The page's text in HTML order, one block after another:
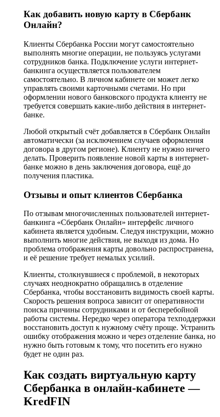
Как добавить новую карту в Сбербанк
Онлайн?
Клиенты Сбербанка России могут самостоятельно
выполнять многие операции, не пользуясь услугами
сотрудников банка. Подключение услуги интернет-
банкинга осуществляется пользователем
самостоятельно. В личном кабинете он может легко
управлять своими карточными счетами. Но при
оформлении нового банковского продукта клиенту не
требуется совершать какие-либо действия в интернет-
банке.
Любой открытый счёт добавляется в Сбербанк Онлайн
автоматически (за исключением случаев оформления
договора в другом регионе). Клиенту не нужно ничего
делать. Проверить появление новой карты в интернет-
банке можно в день заключения договора, ещё до
получения пластика.
Отзывы и опыт клиентов Сбербанка
По отзывам многочисленных пользователей интернет-
банкинга «Сбербанк Онлайн» интерфейс личного
кабинета является удобным. Следуя инструкции, можно
выполнить многие действия, не выходя из дома. Но
проблема отображения карты довольно распространена,
и её решение требует немалых усилий.
Клиенты, столкнувшиеся с проблемой, в некоторых
случаях неоднократно обращались в отделение
Сбербанка, чтобы восстановить видимость своей карты.
Скорость решения вопроса зависит от оперативности
поиска причины сотрудниками и от бесперебойной
работы системы. Нередко через оператора техподдержки
восстановить доступ к нужному счёту проще. Устранить
ошибку отображения можно и через отделение банка, но
нужно быть готовым к тому, что посетить его нужно
будет не один раз.
Как создать виртуальную карту
Сбербанка в онлайн-кабинете —
KredFIN